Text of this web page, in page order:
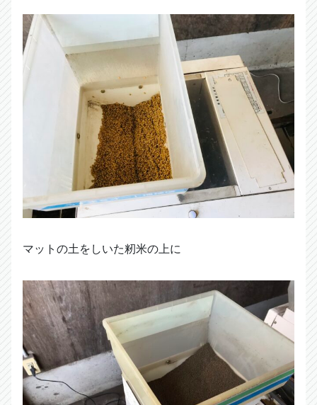
マットの土をしいた籾米の上に